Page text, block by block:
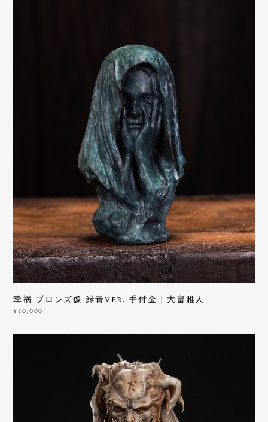
幸祸 ブロンズ像 緑青ver. 手付金 | 大畠雅人
¥10,000